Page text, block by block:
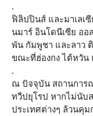
.
ฟิลิปปินส์ และมาเลเ
นมาร์ อินโดนีเซีย ออ
พัน กัมพูชา และลาว
ขณะที่ฮ่องกง ไต้หวัน
.
ณ ปัจจุบัน สถานการ
ทวีปยุโรป หากไม่นับ
ประเทศต่างๆ ล้วนคุ